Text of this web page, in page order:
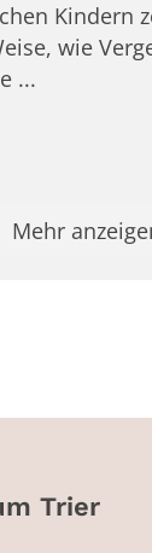
Kindern
wie
...
Mehr
Trier